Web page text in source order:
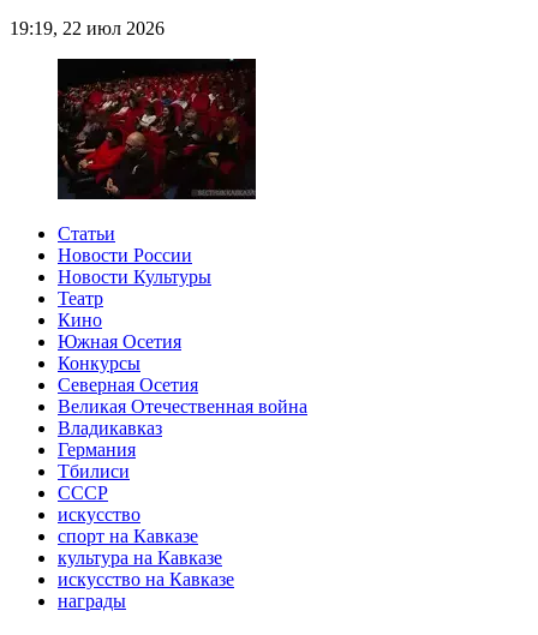
19:19, 22 июл 2026
Статьи
Новости России
Новости Культуры
Театр
Кино
Южная Осетия
Конкурсы
Северная Осетия
Великая Отечественная война
Владикавказ
Германия
Тбилиси
СССР
искусство
спорт на Кавказе
культура на Кавказе
искусство на Кавказе
награды